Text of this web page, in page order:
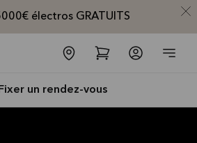
électros GRATUITS
Fixer un rendez-vous